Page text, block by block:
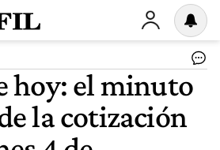
hoy: el minuto
la cotización